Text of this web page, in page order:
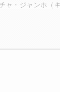
チャ・ジャンホ（